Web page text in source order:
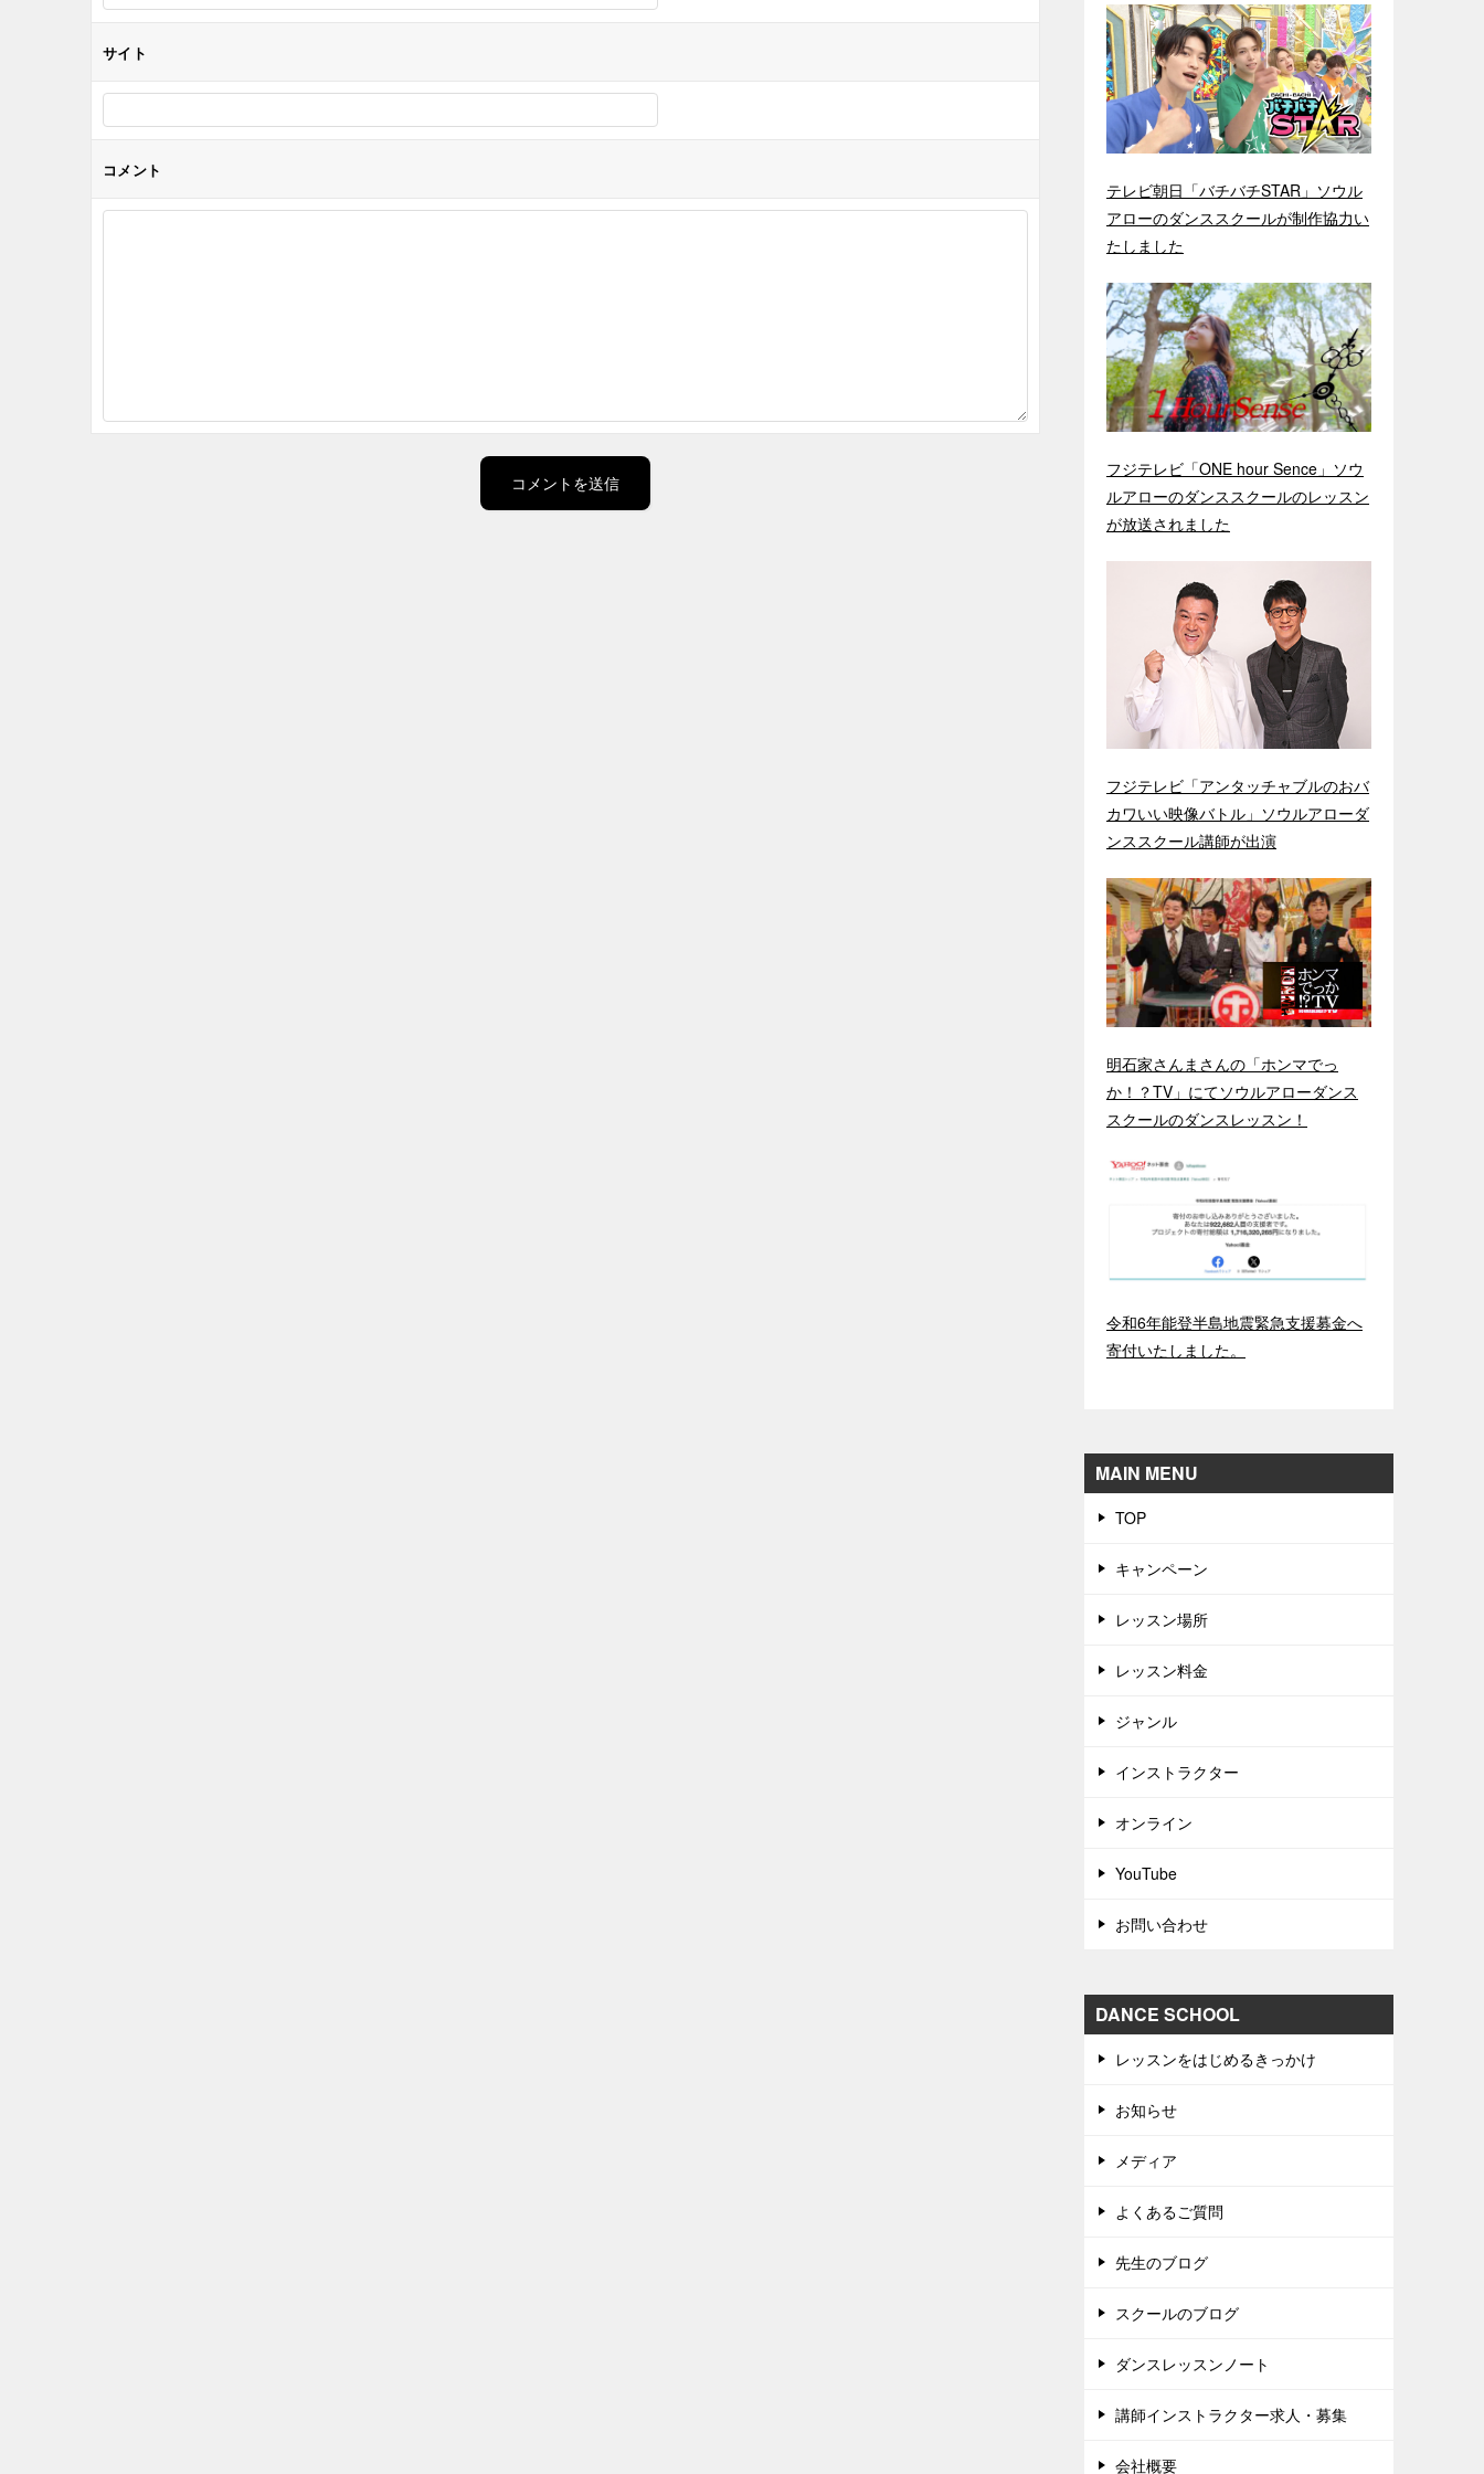
サイト
コメント
テレビ朝日「バチバチSTAR」ソウル
アローのダンススクールが制作協力い
たしました
フジテレビ「ONE hour Sence」ソウ
ルアローのダンススクールのレッスン
が放送されました
フジテレビ「アンタッチャブルのおバ
カワいい映像バトル」ソウルアローダ
ンススクール講師が出演
明石家さんまさんの「ホンマでっ
か！？TV」にてソウルアローダンス
スクールのダンスレッスン！
令和6年能登半島地震緊急支援募金へ
寄付いたしました。
MAIN MENU
TOP
キャンペーン
レッスン場所
レッスン料金
ジャンル
インストラクター
オンライン
YouTube
お問い合わせ
DANCE SCHOOL
レッスンをはじめるきっかけ
お知らせ
メディア
よくあるご質問
先生のブログ
スクールのブログ
ダンスレッスンノート
講師インストラクター求人・募集
会社概要